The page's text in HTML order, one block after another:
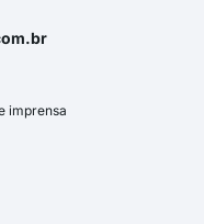
imprensa